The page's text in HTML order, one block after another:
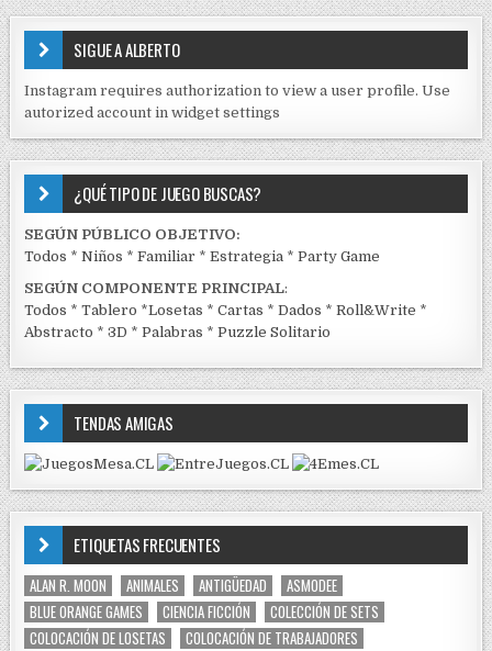
S
E
J
C
K
SIGUE A ALBERTO
Instagram requires authorization to view a user profile. Use
autorized account in widget settings
¿QUÉ TIPO DE JUEGO BUSCAS?
SEGÚN PÚBLICO OBJETIVO:
Todos *Niños *Familiar *Estrategia *Party Game
SEGÚN COMPONENTE PRINCIPAL:
Todos *Tablero *Losetas *Cartas *Dados *Roll&Write *
Abstracto *3D *Palabras *Puzzle Solitario
TENDAS AMIGAS
ETIQUETAS FRECUENTES
ALAN R. MOON ANIMALES ANTIGÜEDAD
ASMODEE
BLUE ORANGE GAMES
CIENCIA FICCIÓN
COLECCIÓN DE SETS
COLOCACIÓN DE LOSETAS
COLOCACIÓN DE TRABAJADORES